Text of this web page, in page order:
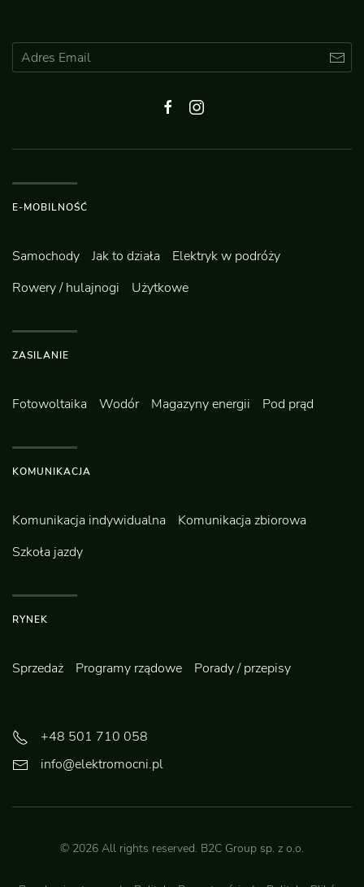
E-MOBILNOŚĆ
Samochody Jak to działa
Elektryk w podróży
Rowery / hulajnogi
Użytkowe
ZASILANIE
Fotowoltaika Wodór Magazyny energii Pod prąd
KOMUNIKACJA
Komunikacja indywidualna
Komunikacja zbiorowa
Szkoła jazdy
RYNEK
Sprzedaż Programy rządowe Porady / przepisy
+48 501 710 058
info@elektromocni.pl
© 2026 All rights reserved. B2C Group sp. z o.o.